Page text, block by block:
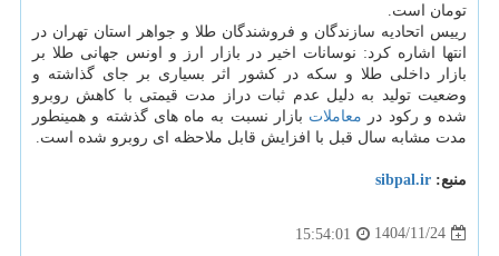
تومان است.
رییس اتحادیه سازندگان و فروشندگان طلا و جواهر استان تهران در
انتها اشاره کرد: نوسانات اخیر در بازار ارز و اونس جهانی طلا بر
بازار داخلی طلا و سکه در کشور اثر بسیاری بر جای گذاشته و
وضعیت تولید به دلیل عدم ثبات دراز مدت قیمتی با کاهش روبرو
شده و رکود در معاملات بازار نسبت به ماه های گذشته و همینطور
مدت مشابه سال قبل با افزایش قابل ملاحظه ای روبرو شده است.
منبع: sibpal.ir
1404/11/24
15:54:01